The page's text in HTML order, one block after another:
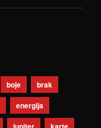
boje
brak
energija